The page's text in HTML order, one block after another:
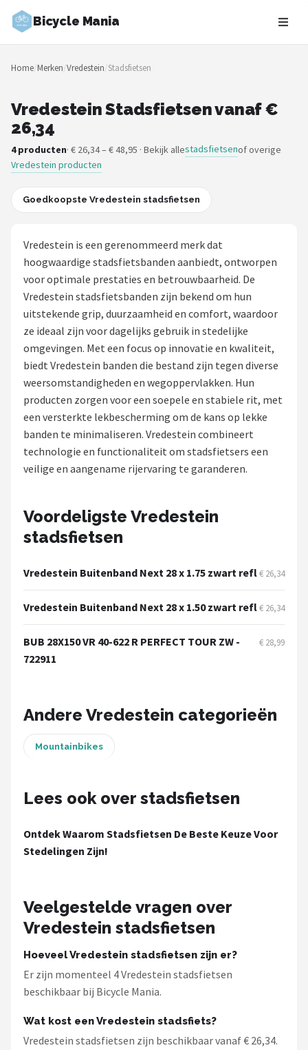
Bicycle Mania
Zoeken
NAVIGATIE
Merken
Blog
Fietsroutes
Stadsfietsen
Elektrische fietsen
Mountainbikes
Shop
POPULAIRE MERKEN
Basil
Volare
AXA
BBB Cycling
Schwalbe
Voltano
Cortina
Home/Merken/Vredestein/Stadsfietsen
Vredestein Stadsfietsen vanaf €
26,34
4 producten· € 26,34 – € 48,95 · Bekijk allestadsfietsenof overige
Vredestein producten
Goedkoopste Vredestein stadsfietsen
Vredestein is een gerenommeerd merk dat
hoogwaardige stadsfietsbanden aanbiedt, ontworpen
voor optimale prestaties en betrouwbaarheid. De
Vredestein stadsfietsbanden zijn bekend om hun
uitstekende grip, duurzaamheid en comfort, waardoor
ze ideaal zijn voor dagelijks gebruik in stedelijke
omgevingen. Met een focus op innovatie en kwaliteit,
biedt Vredestein banden die bestand zijn tegen diverse
weersomstandigheden en wegoppervlakken. Hun
producten zorgen voor een soepele en stabiele rit, met
een versterkte lekbescherming om de kans op lekke
banden te minimaliseren. Vredestein combineert
technologie en functionaliteit om stadsfietsers een
veilige en aangename rijervaring te garanderen.
Voordeligste Vredestein
stadsfietsen
Vredestein Buitenband Next 28 x 1.75 zwart refl€ 26,34
Vredestein Buitenband Next 28 x 1.50 zwart refl€ 26,34
BUB 28X150 VR 40-622 R PERFECT TOUR ZW -
722911
€ 28,99
Andere Vredestein categorieën
Mountainbikes
Lees ook over stadsfietsen
Ontdek Waarom Stadsfietsen De Beste Keuze Voor
Stedelingen Zijn!
Veelgestelde vragen over
Vredestein stadsfietsen
Hoeveel Vredestein stadsfietsen zijn er?
Er zijn momenteel 4 Vredestein stadsfietsen
beschikbaar bij Bicycle Mania.
Wat kost een Vredestein stadsfiets?
Vredestein stadsfietsen zijn beschikbaar vanaf € 26,34.